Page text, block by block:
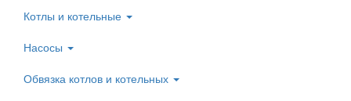
Котлы и котельные
Насосы
Обвязка котлов и котельных